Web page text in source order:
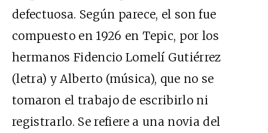
defectuosa. Según parece, el son fue
compuesto en 1926 en Tepic, por los
hermanos Fidencio Lomelí Gutiérrez
(letra) y Alberto (música), que no se
tomaron el trabajo de escribirlo ni
registrarlo. Se refiere a una novia del